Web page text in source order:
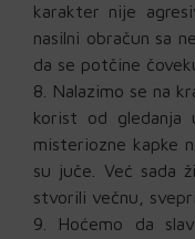
karakter nije
nasilni obračun sa
da se potčine
Nalazimo se na
korist od gledanja
misteriozne kapke
su juče. Već sada
stvorili večnu,
Hoćemo da